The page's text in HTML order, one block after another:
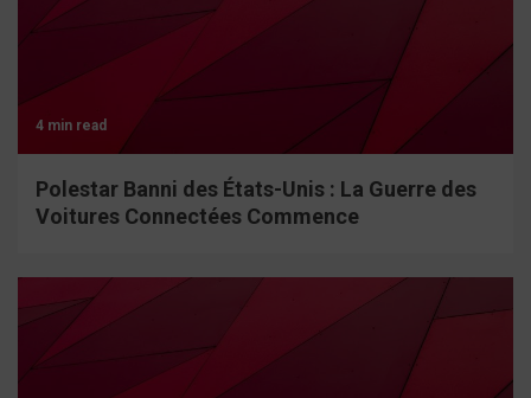
4 min read
Polestar Banni des États-Unis : La Guerre des
Voitures Connectées Commence